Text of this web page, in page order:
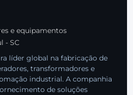
e equipamentos
- SC
líder global na fabricação de
transformadores e
industrial. A companhia
de soluções